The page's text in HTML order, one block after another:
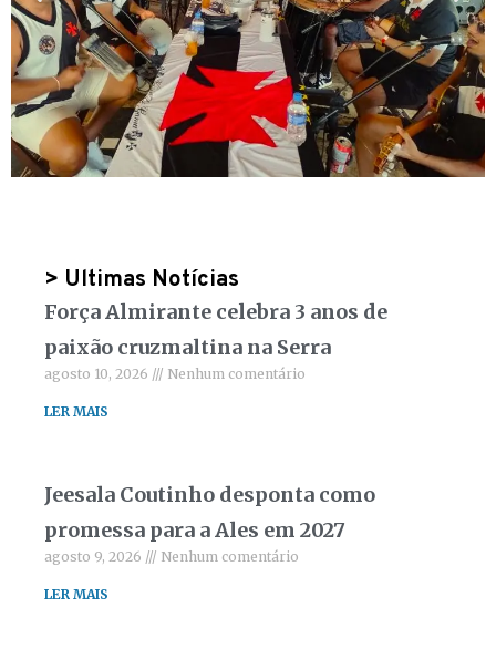
> Ultimas Notícias
Força Almirante celebra 3 anos de
paixão cruzmaltina na Serra
agosto 10, 2026 Nenhum comentário
LER MAIS
Jeesala Coutinho desponta como
promessa para a Ales em 2027
agosto 9, 2026 Nenhum comentário
LER MAIS